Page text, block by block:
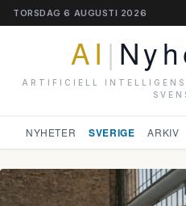
TORSDAG 6 AUGUSTI 2026
AI |
ARTIFICIELL
NYHETER SVERIGE ARKIV